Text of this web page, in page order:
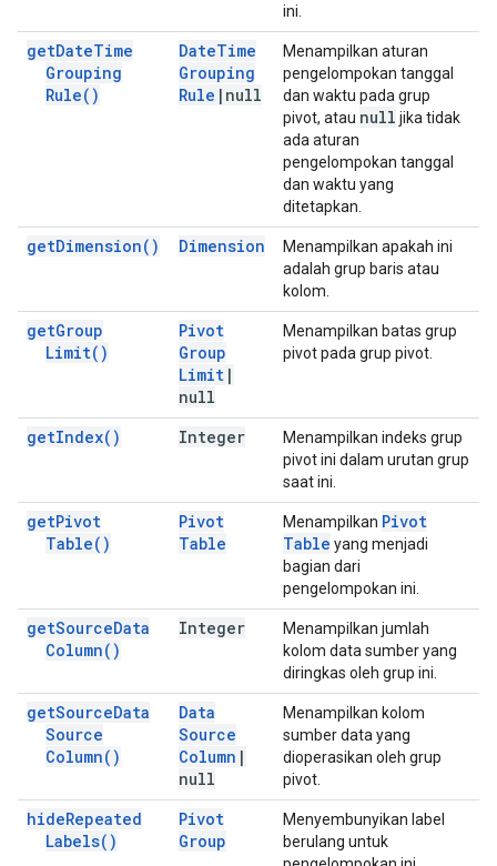
ini.
getDateTime
Grouping
Rule( )
DateTime
Grouping
Rule | null
Menampilkan aturan
pengelompokan tanggal
dan waktu pada grup
pivot, atau null jika tidak
ada aturan
pengelompokan tanggal
dan waktu yang
ditetapkan.
getDimension( ) Dimension
Menampilkan apakah ini
adalah grup baris atau
kolom.
getGroup
Limit( )
Pivot
Group
Limit |
null
Menampilkan batas grup
pivot pada grup pivot.
getIndex( ) Integer
Menampilkan indeks grup
pivot ini dalam urutan grup
saat ini.
getPivot
Table( )
Pivot
Table
Menampilkan Pivot
Table yang menjadi
bagian dari
pengelompokan ini.
getSourceData
Column( )
Integer
Menampilkan jumlah
kolom data sumber yang
diringkas oleh grup ini.
getSourceData
Source
Column( )
Data
Source
Column |
null
Menampilkan kolom
sumber data yang
dioperasikan oleh grup
pivot.
hideRepeated
Labels( )
Pivot
Group
Menyembunyikan label
berulang untuk